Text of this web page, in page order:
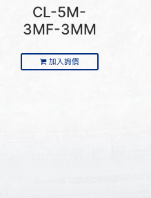
CL-5M-
3MF-3MM
加入詢價